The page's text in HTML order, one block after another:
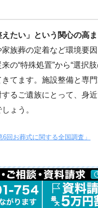
えたい」という関心の高ま
族葬の定着など環境要
の“特殊処置”から“選択肢
てます。施設整備と専
るご遺族にとって、身
ょう。
6回お葬式に関する全国調査」
のメリットと利用時